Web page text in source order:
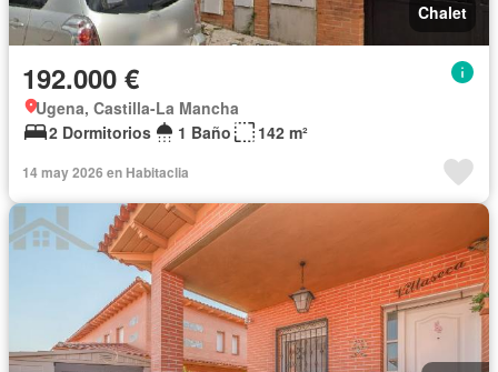
Chalet
192.000 €
Ugena, Castilla-La Mancha
2 Dormitorios
1 Baño 142 m²
14 may 2026 en Habitaclia